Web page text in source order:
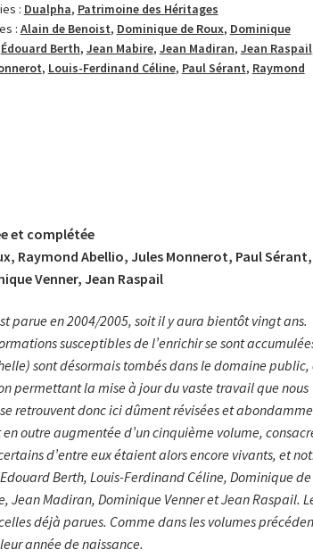
: Dualpha, Patrimoine des Héritages
: Alain de Benoist, Dominique de Roux, Dominique
Édouard Berth, Jean Mabire, Jean Madiran, Jean Raspail
, Louis-Ferdinand Céline, Paul Sérant, Raymond
et complétée
Raymond Abellio, Jules Monnerot, Paul Sérant,
Venner, Jean Raspail
en 2004/2005, soit il y aura bientôt vingt ans.
susceptibles de l’enrichir se sont
sont désormais tombés dans le domaine public,
permettant la mise à jour du vaste travail que nous
retrouvent donc ici dûment révisées et
outre augmentée d’un cinquième volume,
d’entre eux étaient alors encore vivants, et
Berth, Louis-Ferdinand Céline, Dominique de
Jean Madiran, Dominique Venner et Jean Raspail.
déjà parues. Comme dans les volumes
année de naissance.